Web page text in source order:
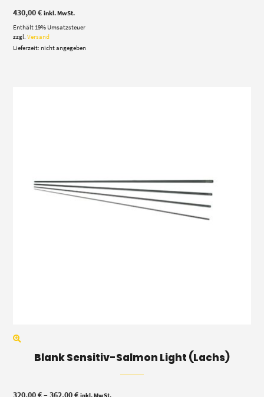
430,00€ inkl. MwSt.
Enthält 19% Umsatzsteuer
zzgl.Versand
Lieferzeit: nicht angegeben
Blank Sensitiv-Salmon Light (Lachs)
320,00€–362,00€Preisspanne:
inkl. MwSt.